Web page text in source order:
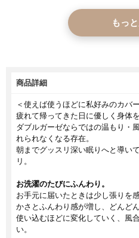
もっ
商品詳細
＜使えば使うほどに私好みのカバ
疲れて帰ってきた日に優しく身体
ダブルガーゼならではの温もり・
れられなくなる存在。
朝までグッスリ深い眠りへと導い
リ。
お洗濯のたびにふんわり。
お手元に届いたときは少し張りを
かさとふんわり感が増し、どんど
使い込むほどに変化していく、風
い。